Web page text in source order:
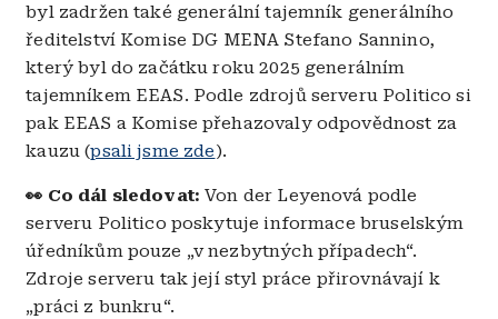
byl zadržen také generální tajemník generálního
ředitelství Komise DG MENA Stefano Sannino,
který byl do začátku roku 2025 generálním
tajemníkem EEAS. Podle zdrojů serveru Politico si
pak EEAS a Komise přehazovaly odpovědnost za
kauzu (psali jsme zde).
👀 Co dál sledovat:Von der Leyenová podle
serveru Politico poskytuje informace bruselským
úředníkům pouze „v nezbytných případech“.
Zdroje serveru tak její styl práce přirovnávají k
„práci z bunkru“.